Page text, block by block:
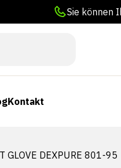
Sie können
Kontakt
GLOVE DEXPURE 801-95